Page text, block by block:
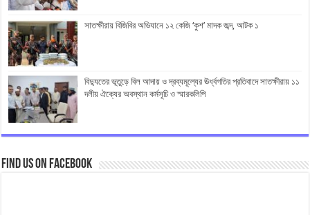
সাতক্ষীরায় বিজিবির অভিযানে ১২ কেজি ‘কুশ’ মাদক জব্দ, আটক ১
বিদ্যুতের ভূতুড়ে বিল আদায় ও দ্রব্যমূল্যের ঊর্ধ্বগতির প্রতিবাদে সাতক্ষীরায় ১১
দলীয় ঐক্যের অবস্থান কর্মসূচি ও স্মারকলিপি
Find us on Facebook